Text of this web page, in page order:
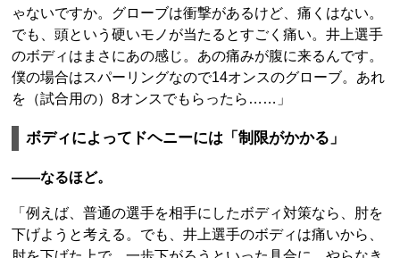
ゃないですか。グローブは衝撃があるけど、痛くはない。
でも、頭という硬いモノが当たるとすごく痛い。井上選手
のボディはまさにあの感じ。あの痛みが腹に来るんです。
僕の場合はスパーリングなので14オンスのグローブ。あれ
を（試合用の）8オンスでもらったら……」
ボディによってドヘニーには「制限がかかる」
――なるほど。
「例えば、普通の選手を相手にしたボディ対策なら、肘を
下げようと考える。でも、井上選手のボディは痛いから、